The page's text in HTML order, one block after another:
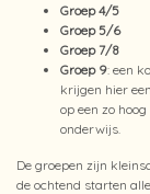
Groep 4/5
Groep 5/6
Groep 7/8
Groep 9: een
krijgen hier
op een zo
onderwijs.
De groepen zijn
de ochtend starten